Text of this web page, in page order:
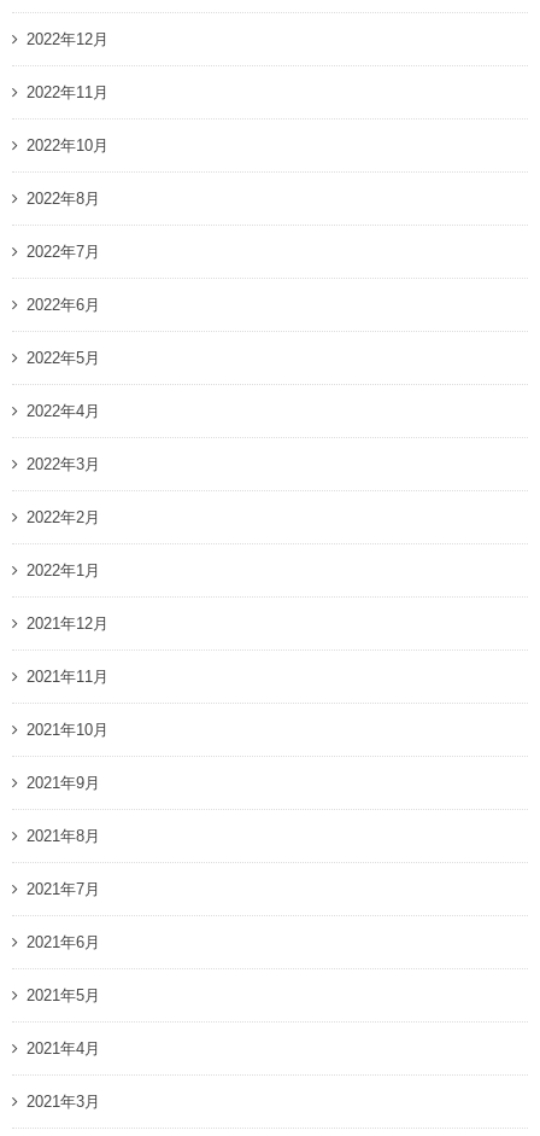
2022年12月
2022年11月
2022年10月
2022年8月
2022年7月
2022年6月
2022年5月
2022年4月
2022年3月
2022年2月
2022年1月
2021年12月
2021年11月
2021年10月
2021年9月
2021年8月
2021年7月
2021年6月
2021年5月
2021年4月
2021年3月